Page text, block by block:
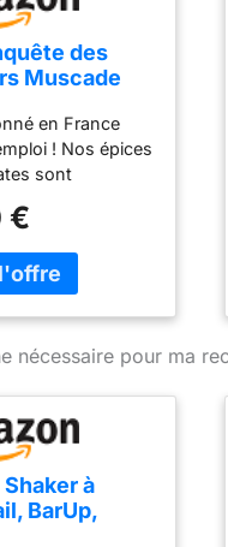
des
Muscade
en France
! Nos épices
sont
pour la
de leurs
!
€
nécessaire pour ma
Shaker à
BarUp,